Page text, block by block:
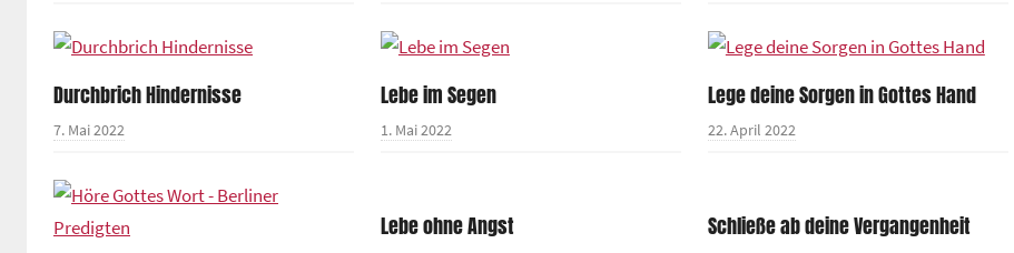
Durchbrich Hindernisse
7. Mai 2022
Lebe im Segen
1. Mai 2022
Lege deine Sorgen in Gottes Hand
22. April 2022
Lebe ohne Angst Schließe ab deine Vergangenheit